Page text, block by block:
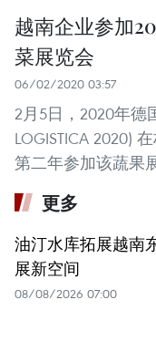
越南企业参加
菜展览会
06/02/2020 03:57
2月5日，2020年德
LOGISTICA 2020)
第二年参加该蔬果
更多
油汀水库拓展越南
展新空间
08/08/2026 07:00